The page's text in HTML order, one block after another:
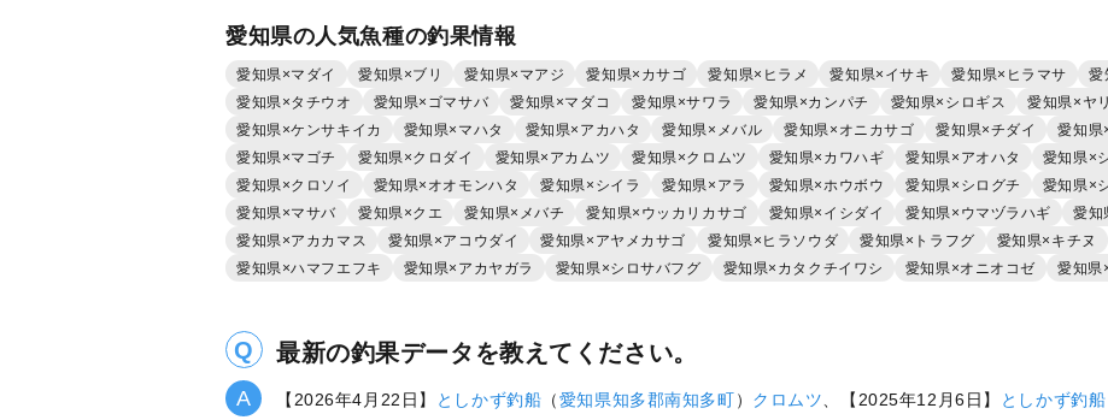
愛知県の人気魚種の釣果情報
愛知県×マダイ 愛知県×ブリ 愛知県×マアジ 愛知県×カサゴ 愛知県×ヒラメ 愛知県×イサキ 愛知県×ヒラマサ 愛
愛知県×タチウオ
愛知県×ゴマサバ 愛知県×マダコ 愛知県×サワラ 愛知県×カンパチ 愛知県×シロギス 愛知県×ヤ
愛知県×ケンサキイカ
愛知県×マハタ 愛知県×アカハタ 愛知県×メバル 愛知県×オニカサゴ 愛知県×チダイ 愛知県
愛知県×マゴチ
愛知県×クロダイ 愛知県×アカムツ 愛知県×クロムツ 愛知県×カワハギ 愛知県×アオハタ 愛知県×
愛知県×クロソイ
愛知県×オオモンハタ 愛知県×シイラ 愛知県×アラ 愛知県×ホウボウ 愛知県×シログチ 愛知県×
愛知県×マサバ
愛知県×クエ 愛知県×メバチ 愛知県×ウッカリカサゴ 愛知県×イシダイ 愛知県×ウマヅラハギ 愛知
愛知県×アカカマス
愛知県×アコウダイ 愛知県×アヤメカサゴ 愛知県×ヒラソウダ 愛知県×トラフグ 愛知県×キチヌ
愛知県×ハマフエフキ
愛知県×アカヤガラ 愛知県×シロサバフグ 愛知県×カタクチイワシ 愛知県×オニオコゼ 愛知県
最新の釣果データを教えてください。
【2026年4月22日】 としかず釣船 （愛知県知多郡南知多町） クロムツ 、【2025年12月6日】 としかず釣船